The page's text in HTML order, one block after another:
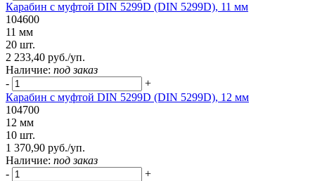
Карабин с муфтой DIN 5299D (DIN 5299D), 11 мм
104600
11 мм
20 шт.
2 233,40 руб./уп.
Наличие: под заказ
-
+
Карабин с муфтой DIN 5299D (DIN 5299D), 12 мм
104700
12 мм
10 шт.
1 370,90 руб./уп.
Наличие: под заказ
-
+